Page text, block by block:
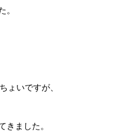
ょいですが、
ました。